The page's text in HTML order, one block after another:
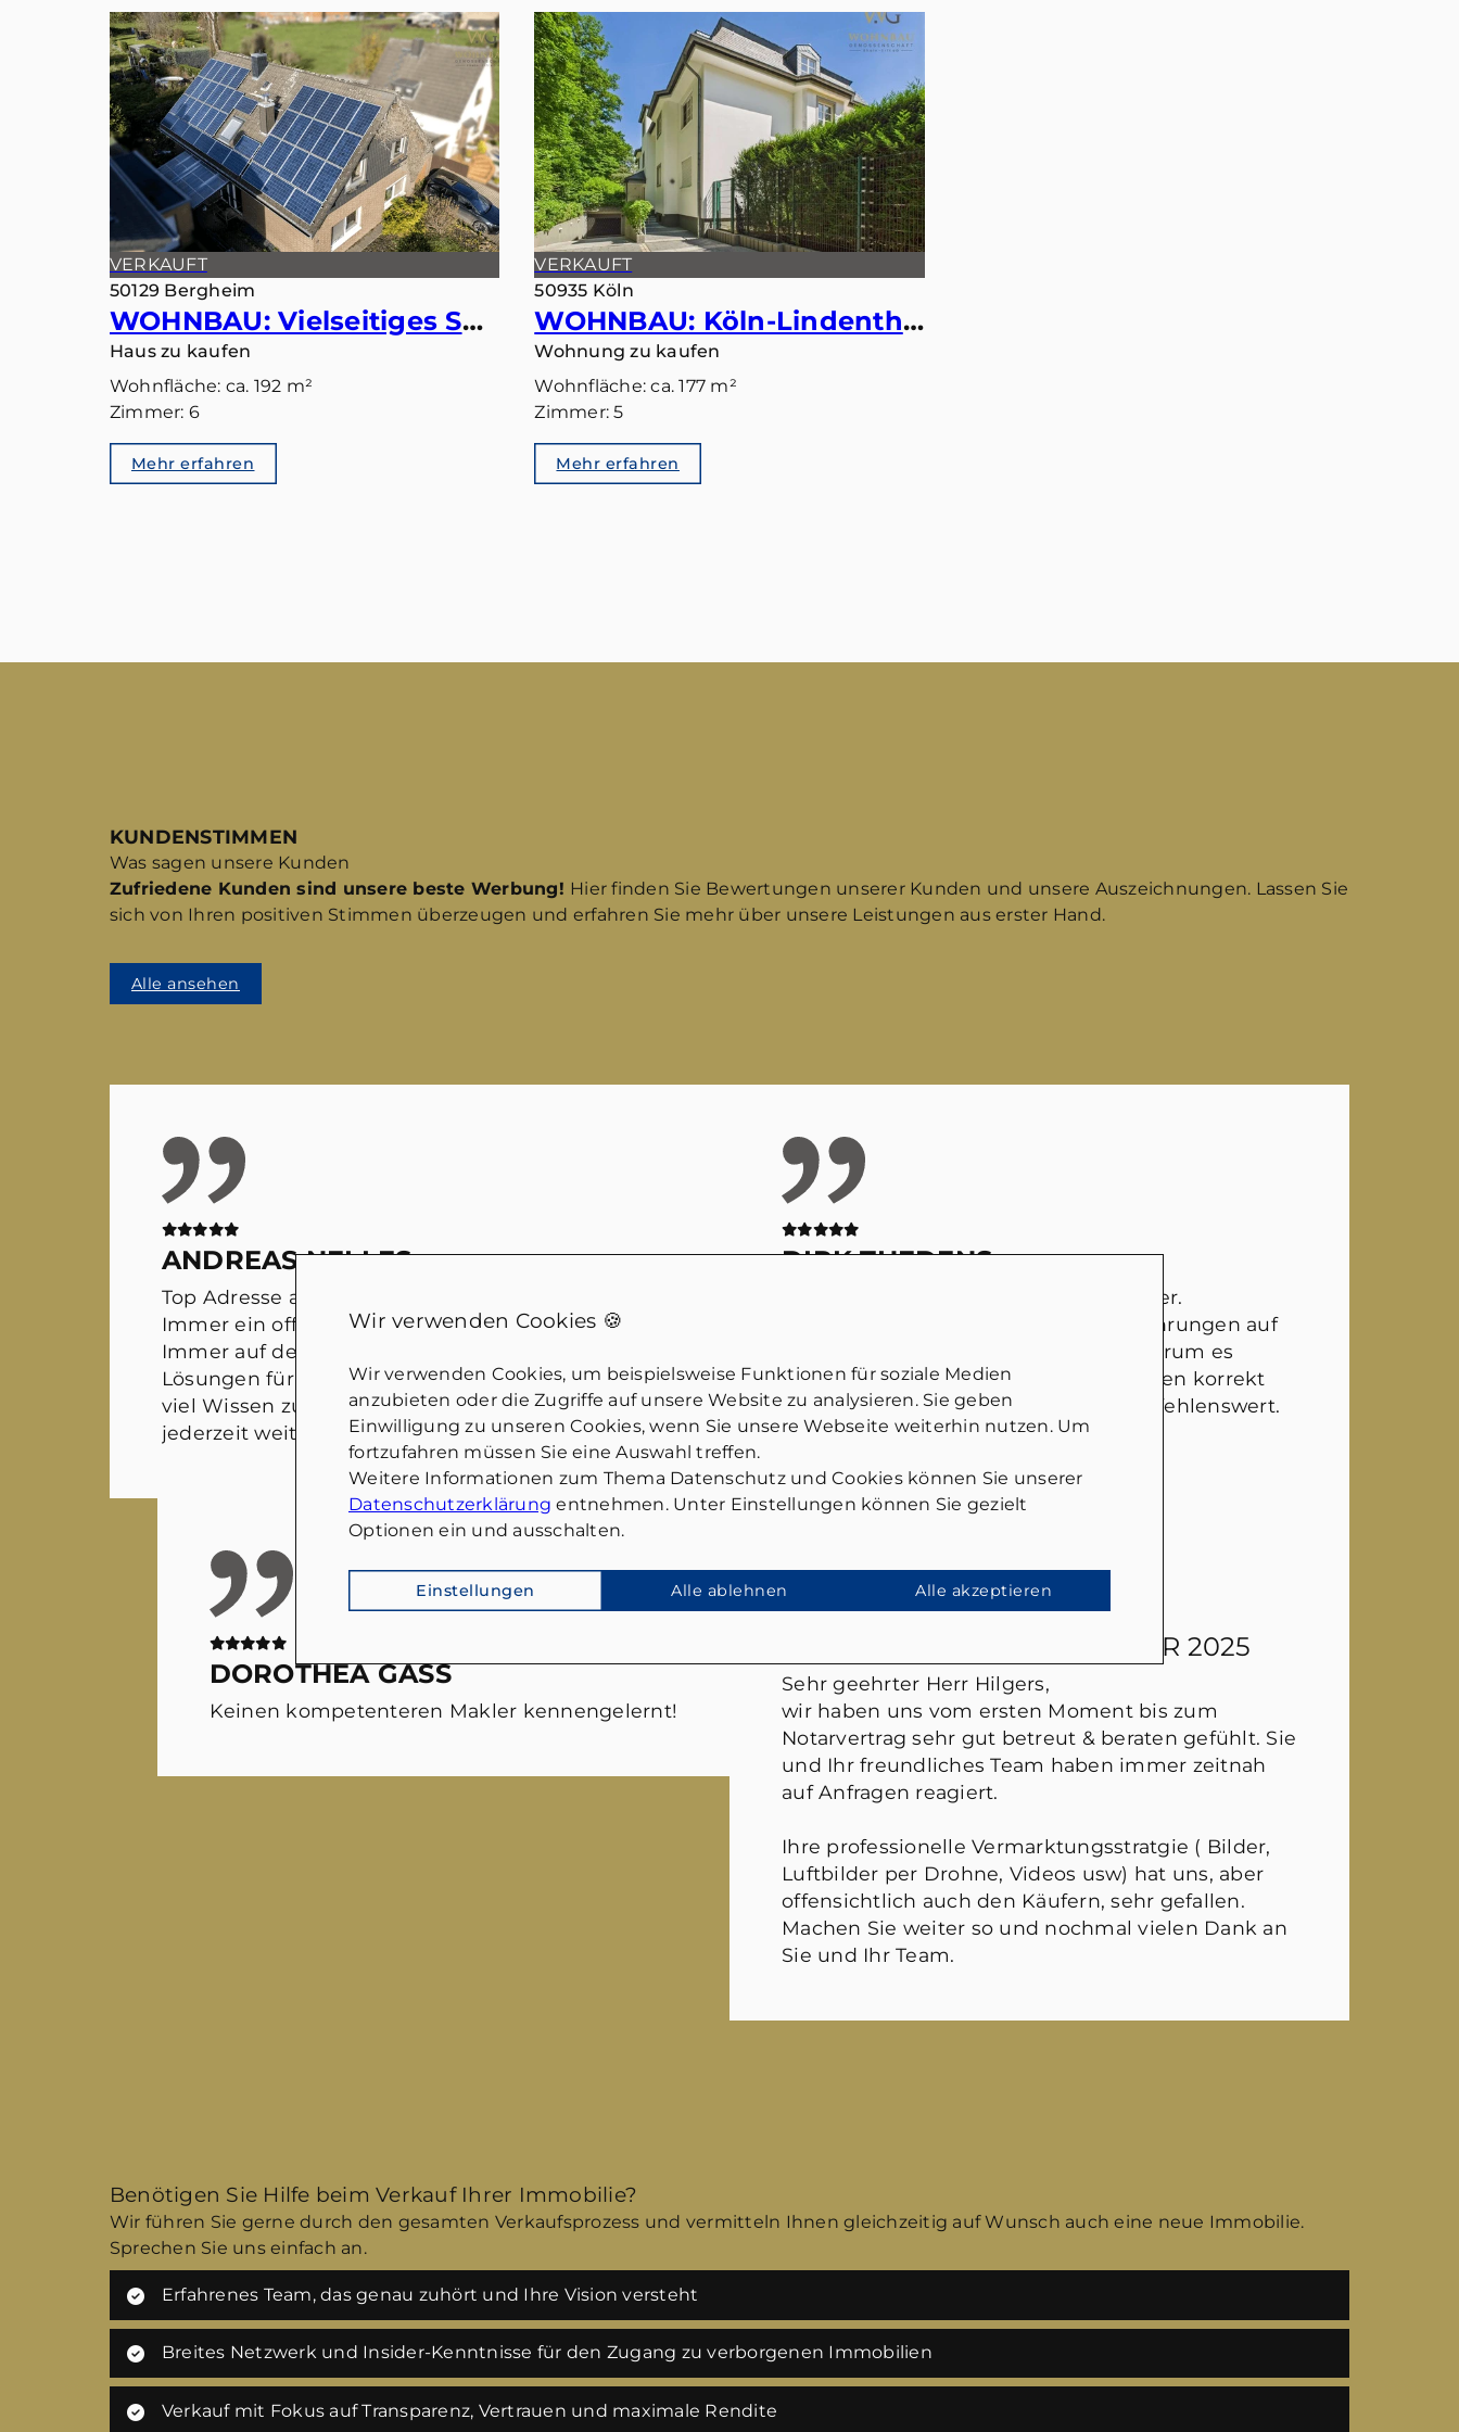
VERKAUFT
50129 Bergheim
WOHNBAU: Vielseitiges Smart-Home: Ideal als Einfamilienhaus oder Zweiparteienhaus
Haus zu kaufen
Wohnfläche: ca. 192 m²
Zimmer: 6
Mehr erfahren
VERKAUFT
50935 Köln
WOHNBAU: Köln-Lindenthal – Maisonette mit eigenem Gartentörchen in den Stadtwald
Wohnung zu kaufen
Wohnfläche: ca. 177 m²
Zimmer: 5
Mehr erfahren
KUNDENSTIMMEN
Was sagen unsere Kunden
Zufriedene Kunden sind unsere beste Werbung! Hier finden Sie Bewertungen unserer Kunden und unsere Auszeichnungen. Lassen Sie
sich von Ihren positiven Stimmen überzeugen und erfahren Sie mehr über unsere Leistungen aus erster Hand.
Alle ansehen
ANDREAS NELLES
Top Adresse auf dem Immobilienmarkt!
Immer ein offenes Ohr für sämtliche Fragen.
Immer auf der Suche nach wirklich guten
Lösungen für alle Beteiligten. Man merkt, dass hier
viel Wissen zusammen kommt. Würde ich
jederzeit weiter empfehlen!
DOROTHEA GASS
Keinen kompetenteren Makler kennengelernt!
DIRK THEDENS
Wirklich kompetenter Ansprechpartner.
Jemand der eben wirklich selber Erfahrungen auf
dem Markt gemacht hat und weiß, worum es
tatsächlich geht und die Gegebenheiten korrekt
einschätzen kann. Auf jeden Fall empfehlenswert.
- 26. JANUAR 2025
Sehr geehrter Herr Hilgers,
wir haben uns vom ersten Moment bis zum
Notarvertrag sehr gut betreut & beraten gefühlt. Sie
und Ihr freundliches Team haben immer zeitnah
auf Anfragen reagiert.
Ihre professionelle Vermarktungsstratgie ( Bilder,
Luftbilder per Drohne, Videos usw) hat uns, aber
offensichtlich auch den Käufern, sehr gefallen.
Machen Sie weiter so und nochmal vielen Dank an
Sie und Ihr Team.
Benötigen Sie Hilfe beim Verkauf Ihrer Immobilie?
Wir führen Sie gerne durch den gesamten Verkaufsprozess und vermitteln Ihnen gleichzeitig auf Wunsch auch eine neue Immobilie.
Sprechen Sie uns einfach an.
Erfahrenes Team, das genau zuhört und Ihre Vision versteht
Breites Netzwerk und Insider-Kenntnisse für den Zugang zu verborgenen Immobilien
Verkauf mit Fokus auf Transparenz, Vertrauen und maximale Rendite
Wir verwenden Cookies 🍪
Wir verwenden Cookies, um beispielsweise Funktionen für soziale Medien
anzubieten oder die Zugriffe auf unsere Website zu analysieren. Sie geben
Einwilligung zu unseren Cookies, wenn Sie unsere Webseite weiterhin nutzen. Um
fortzufahren müssen Sie eine Auswahl treffen.
Weitere Informationen zum Thema Datenschutz und Cookies können Sie unserer
Datenschutzerklärung entnehmen. Unter Einstellungen können Sie gezielt
Optionen ein und ausschalten.
Einstellungen Alle ablehnen Alle akzeptieren